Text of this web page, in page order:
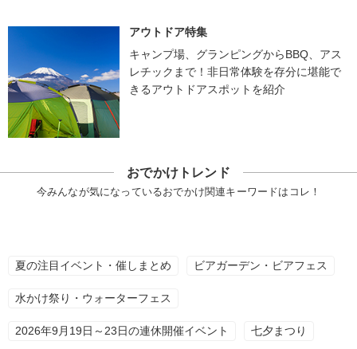
アウトドア特集
キャンプ場、グランピングからBBQ、アス
レチックまで！非日常体験を存分に堪能で
きるアウトドアスポットを紹介
おでかけトレンド
今みんなが気になっているおでかけ関連キーワードはコレ！
夏の注目イベント・催しまとめ ビアガーデン・ビアフェス
水かけ祭り・ウォーターフェス
2026年9月19日～23日の連休開催イベント 七夕まつり